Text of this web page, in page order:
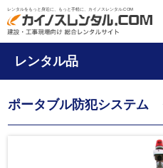
レンタルをもっと身近に、もっと手軽に、カイノスレンタル.COM
レンタル品
ポータブル防犯システム